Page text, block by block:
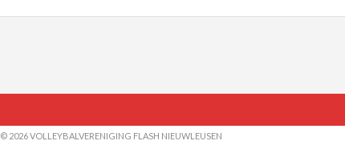
© 2026 VOLLEYBALVERENIGING FLASH NIEUWLEUSEN